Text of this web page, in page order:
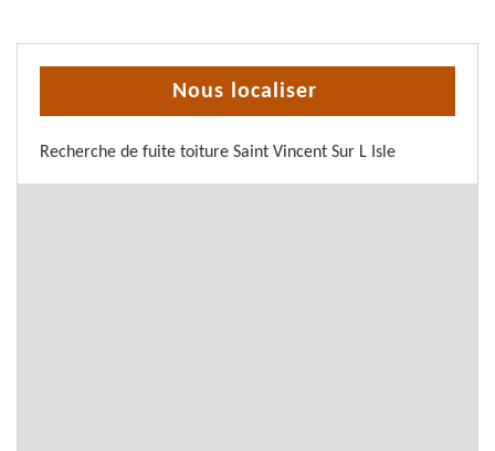
Nous localiser
Recherche de fuite toiture Saint Vincent Sur L Isle